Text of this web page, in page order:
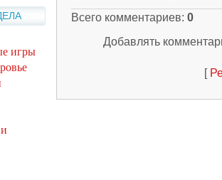
игры
Всего комментариев: 0
Добавлять
[